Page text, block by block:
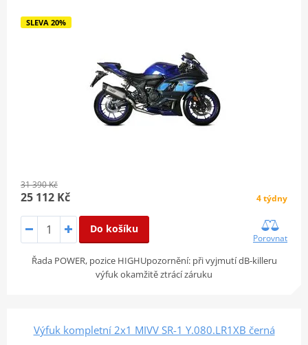
SLEVA 20%
31 390 Kč
25 112 Kč 4 týdny
Do košíku
Porovnat
Řada POWER, pozice HIGHUpozornění: při vyjmutí dB-killeru
výfuk okamžitě ztrácí záruku
Výfuk kompletní 2x1 MIVV SR-1 Y.080.LR1XB černá